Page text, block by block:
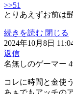
>>51
とりあえずお前は
続きを読む 閉じる
2024年10月8日
返信
名無しのゲーマー
コレに時間と金使
あぁでもアッチの